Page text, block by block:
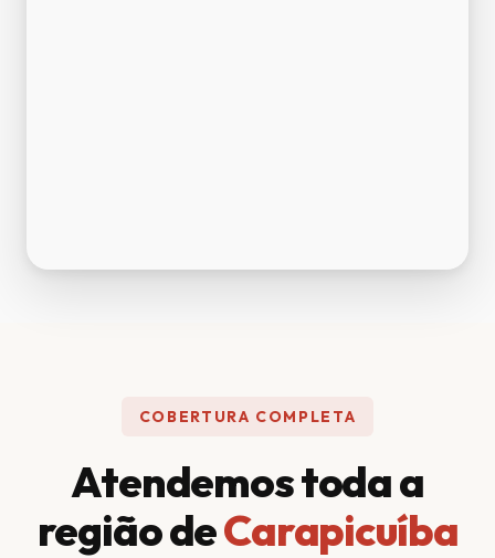
COBERTURA COMPLETA
Atendemos toda a
região deCarapicuíba